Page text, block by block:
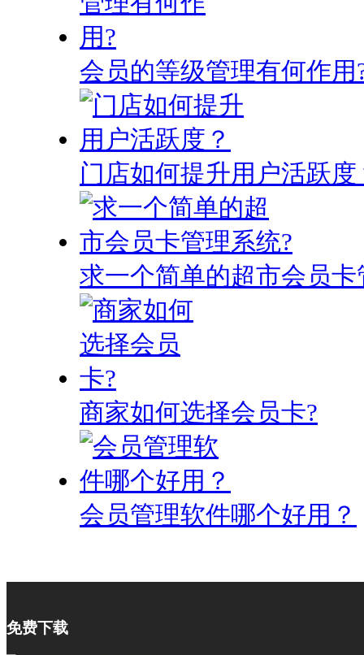
会员的等级管理有何作用
门店如何提升用户活跃度
求一个简单的超市会员卡
商家如何选择会员卡?
会员管理软件哪个好用？
免费下载